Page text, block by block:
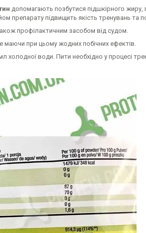
допомагають позбутися підшкірного
препарату підвищить якість тренувань та
профілактичним засобом від судом.
маючи при цьому жодних побічних ефектів.
холодної води. Пити необхідно у процесі